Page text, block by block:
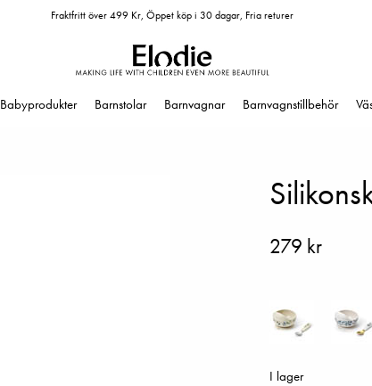
Fraktfritt över 499 Kr, Öppet köp i 30 dagar, Fria returer
Babyprodukter Barnstolar Barnvagnar Barnvagnstillbehör
279 kr
I lager